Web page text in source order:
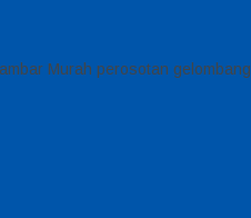
Murah perosotan gelombang